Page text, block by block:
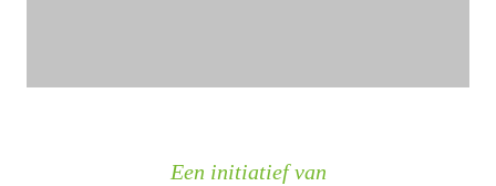
Een initiatief van